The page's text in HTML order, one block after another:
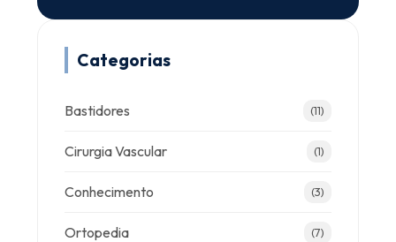
Categorias
Bastidores (11)
Cirurgia Vascular (1)
Conhecimento (3)
Ortopedia (7)